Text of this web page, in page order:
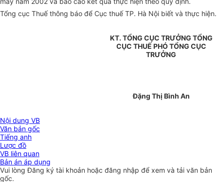
Tổng cục Thuế thông báo để Cục thuế TP. Hà Nội biết và thực hiện.
KT. TỔNG CỤC TRƯỞNG TỔNG
CỤC THUẾ PHÓ TỔNG CỤC
TRƯỞNG
Đặng Thị Bình An
Nội dung VB
Văn bản gốc
Tiếng anh
Lược đồ
VB liên quan
Bản án áp dụng
Vui lòngĐăng ký tài khoản hoặc đăng nhập để xem và tải văn bản
gốc.